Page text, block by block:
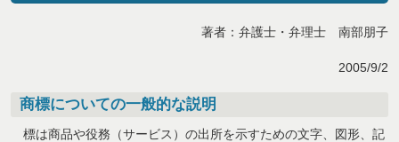
研究レポート
著者：弁護士・弁理士 南部朋子
2005/9/2
商標についての一般的な説明
標は商品や役務（サービス）の出所を示すための文字、図形、記